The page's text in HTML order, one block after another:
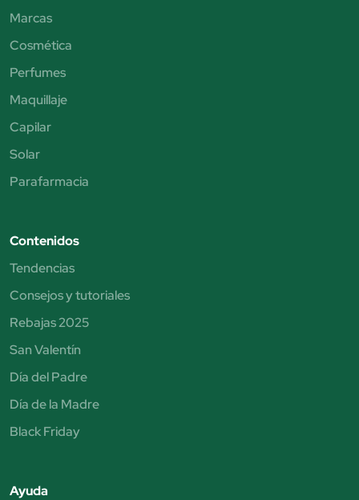
Marcas
Cosmética
Perfumes
Maquillaje
Capilar
Solar
Parafarmacia
Contenidos
Tendencias
Consejos y tutoriales
Rebajas 2025
San Valentín
Día del Padre
Día de la Madre
Black Friday
Ayuda